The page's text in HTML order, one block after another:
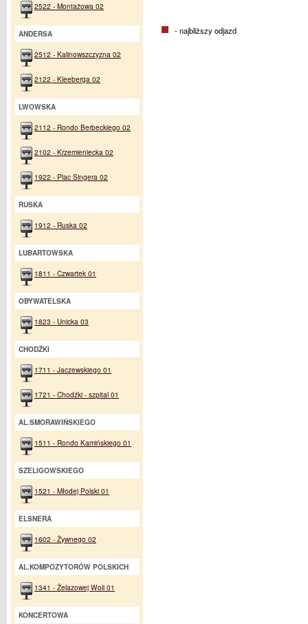
- najbliższy odjazd
2522 - Montażowa 02
ANDERSA
2512 - Kalinowszczyzna 02
2122 - Kleeberga 02
LWOWSKA
2112 - Rondo Berbeckiego 02
2102 - Krzemieniecka 02
1922 - Plac Singera 02
RUSKA
1912 - Ruska 02
LUBARTOWSKA
1811 - Czwartek 01
OBYWATELSKA
1823 - Unicka 03
CHODŹKI
1711 - Jaczewskiego 01
1721 - Chodźki - szpital 01
AL.SMORAWIŃSKIEGO
1511 - Rondo Kamińskiego 01
SZELIGOWSKIEGO
1521 - Młodej Polski 01
ELSNERA
1602 - Żywnego 02
AL.KOMPOZYTORÓW POLSKICH
1341 - Żelazowej Woli 01
KONCERTOWA